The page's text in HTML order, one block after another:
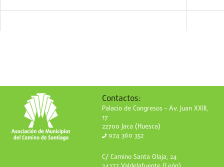
Contactos:
Palacio de Congresos – Av. Juan XXIII,
17
22700 Jaca (Huesca)
974 360 352
C/ Camino Santa Olaja, 24